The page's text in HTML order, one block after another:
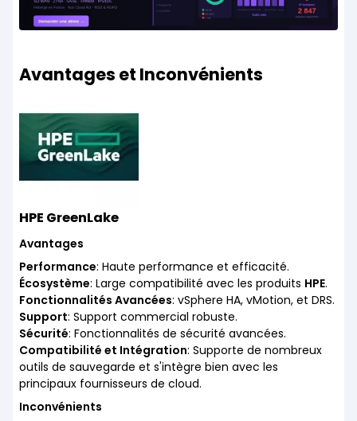
Avantages et Inconvénients
HPE GreenLake
Avantages
Performance: Haute performance et efficacité.
Écosystème: Large compatibilité avec les produits HPE.
Fonctionnalités Avancées: vSphere HA, vMotion, et DRS.
Support: Support commercial robuste.
Sécurité: Fonctionnalités de sécurité avancées.
Compatibilité et Intégration: Supporte de nombreux
outils de sauvegarde et s'intègre bien avec les
principaux fournisseurs de cloud.
Inconvénients